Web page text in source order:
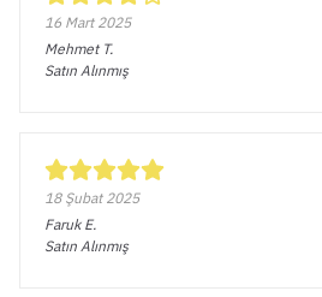
16 Mart 2025
Mehmet T.
Satın Alınmış
18 Şubat 2025
Faruk E.
Satın Alınmış